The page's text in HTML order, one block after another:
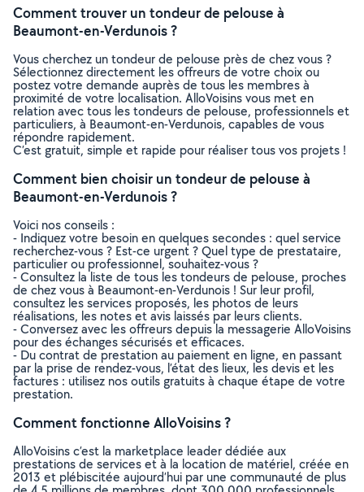
Comment trouver un tondeur de pelouse à
Beaumont-en-Verdunois ?
Vous cherchez un tondeur de pelouse près de chez vous ?
Sélectionnez directement les offreurs de votre choix ou
postez votre demande auprès de tous les membres à
proximité de votre localisation. AlloVoisins vous met en
relation avec tous les tondeurs de pelouse, professionnels et
particuliers, à Beaumont-en-Verdunois, capables de vous
répondre rapidement.
C’est gratuit, simple et rapide pour réaliser tous vos projets !
Comment bien choisir un tondeur de pelouse à
Beaumont-en-Verdunois ?
Voici nos conseils :
- Indiquez votre besoin en quelques secondes : quel service
recherchez-vous ? Est-ce urgent ? Quel type de prestataire,
particulier ou professionnel, souhaitez-vous ?
- Consultez la liste de tous les tondeurs de pelouse, proches
de chez vous à Beaumont-en-Verdunois ! Sur leur profil,
consultez les services proposés, les photos de leurs
réalisations, les notes et avis laissés par leurs clients.
- Conversez avec les offreurs depuis la messagerie AlloVoisins
pour des échanges sécurisés et efficaces.
- Du contrat de prestation au paiement en ligne, en passant
par la prise de rendez-vous, l’état des lieux, les devis et les
factures : utilisez nos outils gratuits à chaque étape de votre
prestation.
Comment fonctionne AlloVoisins ?
AlloVoisins c’est la marketplace leader dédiée aux
prestations de services et à la location de matériel, créée en
2013 et plébiscitée aujourd’hui par une communauté de plus